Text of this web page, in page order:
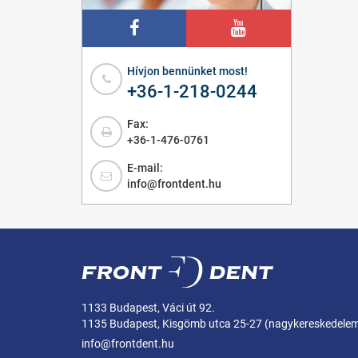
Hívjon bennünket most!
+36-1-218-0244
Fax:
+36-1-476-0761
E-mail:
info@frontdent.hu
1133 Budapest, Váci út 92.
1135 Budapest, Kisgömb utca 25-27
info@frontdent.hu